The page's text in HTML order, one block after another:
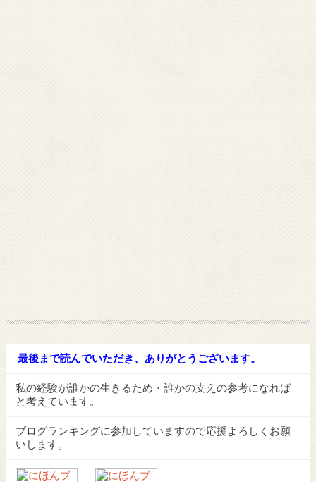
最後まで読んでいただき、ありがとうございます。
私の経験が誰かの生きるため・誰かの支えの参考になれば
と考えています。
ブログランキングに参加していますので応援よろしくお願
いします。